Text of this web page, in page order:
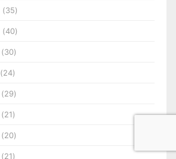
(35)
(40)
(30)
(24)
(29)
(21)
(20)
(21)